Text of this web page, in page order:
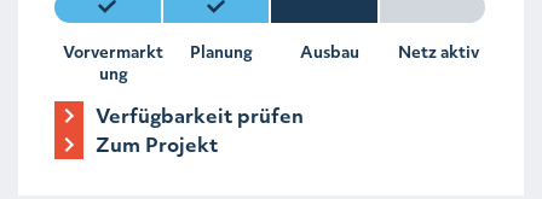
Vorvermarkt
ung
Planung Ausbau Netz aktiv
Verfügbarkeit prüfen
Zum Projekt